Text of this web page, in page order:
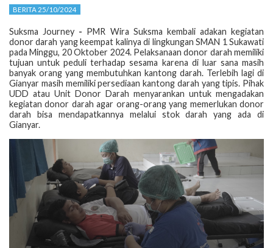
BERITA 25/10/2024
Suksma Journey - PMR Wira Suksma kembali adakan kegiatan
donor darah yang keempat kalinya di lingkungan SMAN 1 Sukawati
pada Minggu, 20 Oktober 2024. Pelaksanaan donor darah memiliki
tujuan untuk peduli terhadap sesama karena di luar sana masih
banyak orang yang membutuhkan kantong darah. Terlebih lagi di
Gianyar masih memiliki persediaan kantong darah yang tipis. Pihak
UDD atau Unit Donor Darah menyarankan untuk mengadakan
kegiatan donor darah agar orang-orang yang memerlukan donor
darah bisa mendapatkannya melalui stok darah yang ada di
Gianyar.